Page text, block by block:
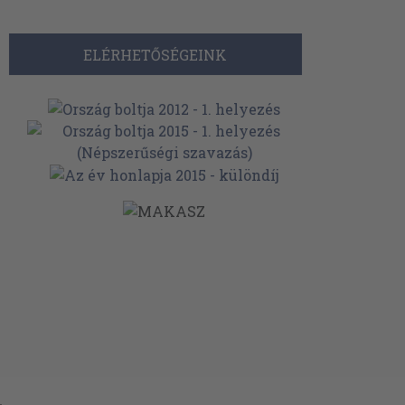
ELÉRHETŐSÉGEINK